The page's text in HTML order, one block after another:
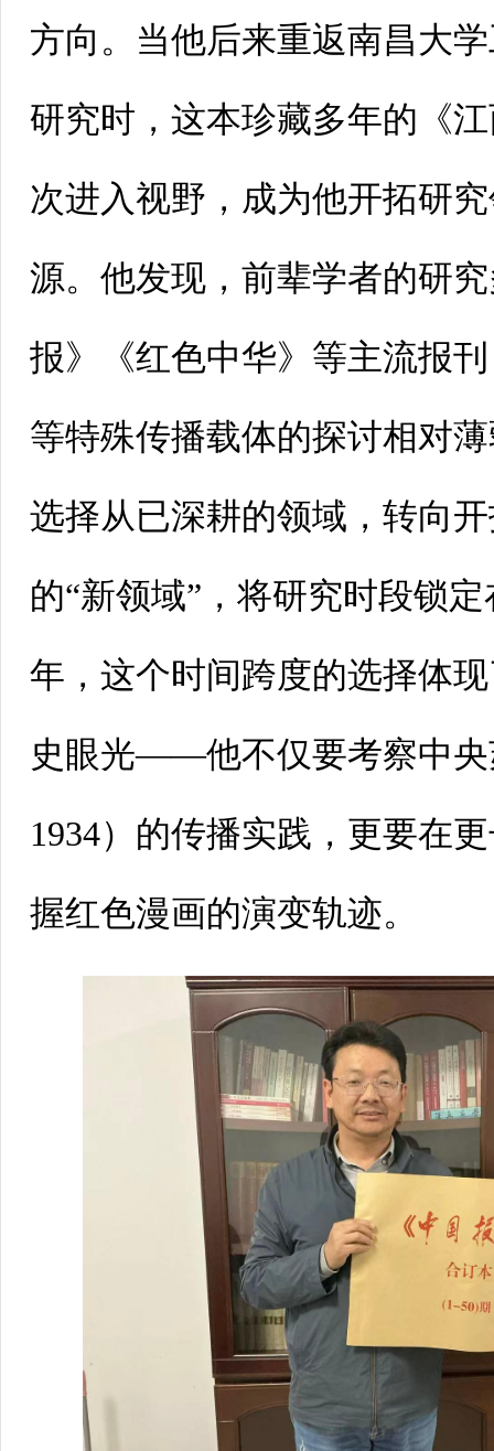
方向。当他后来重返南昌大
研究时，这本珍藏多年的《
次进入视野，成为他开拓研
源。他发现，前辈学者的研
报》《红色中华》等主流报
等特殊传播载体的探讨相对
选择从已深耕的领域，转向
的“新领域”，将研究时段锁定
年，这个时间跨度的选择体
史眼光——他不仅要考察中央
1934）的传播实践，更要在
握红色漫画的演变轨迹。